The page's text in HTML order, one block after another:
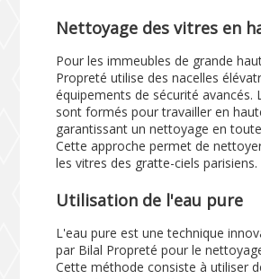
Nettoyage des vitres en
Pour les immeubles de grande
Propreté utilise des nacelles
équipements de sécurité avancés.
sont formés pour travailler en
garantissant un nettoyage en
Cette approche permet de
les vitres des gratte-ciels parisiens.
Utilisation de l'eau pure
L'eau pure est une technique
par Bilal Propreté pour le
Cette méthode consiste à utiliser